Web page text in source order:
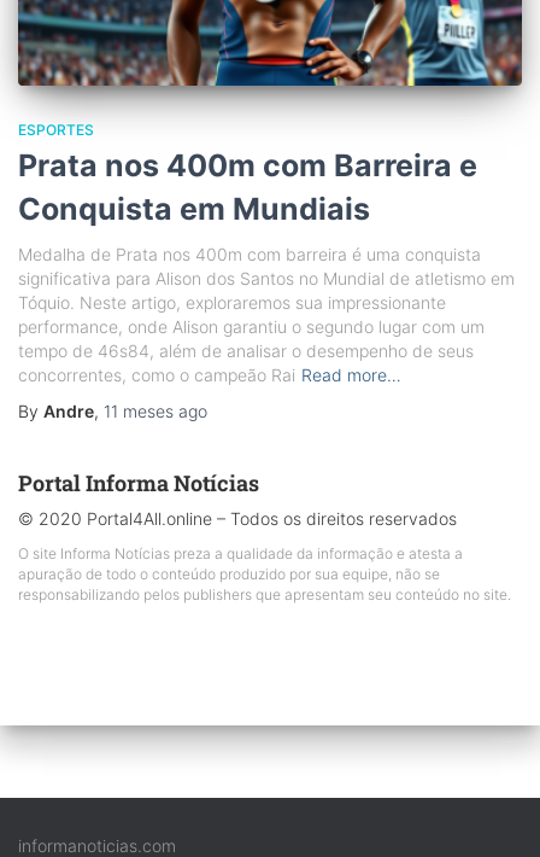
ESPORTES
Prata nos 400m com Barreira e
Conquista em Mundiais
Medalha de Prata nos 400m com barreira é uma conquista
significativa para Alison dos Santos no Mundial de atletismo em
Tóquio. Neste artigo, exploraremos sua impressionante
performance, onde Alison garantiu o segundo lugar com um
tempo de 46s84, além de analisar o desempenho de seus
concorrentes, como o campeão Rai Read more…
By Andre, 11 meses ago
Portal Informa Notícias
© 2020 Portal4All.online – Todos os direitos reservados
O site Informa Notícias preza a qualidade da informação e atesta a
apuração de todo o conteúdo produzido por sua equipe, não se
responsabilizando pelos publishers que apresentam seu conteúdo no site.
informanoticias.com